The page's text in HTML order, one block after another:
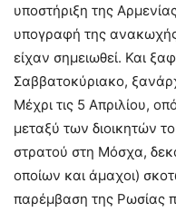
υποστήριξη της
υπογραφή της ανακωχής
είχαν σημειωθεί. Και
Σαββατοκύριακο,
Μέχρι τις 5 Απριλίου,
μεταξύ των διοικητών
στρατού στη Μόσχα,
οποίων και άμαχοι)
παρέμβαση της Ρωσίας